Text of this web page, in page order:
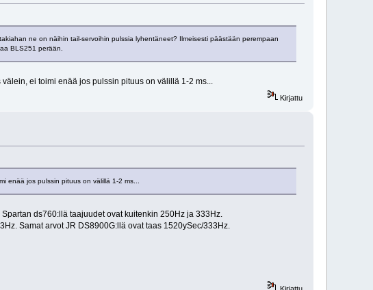
ne on näihin tail-servoihin pulssia lyhentäneet? Ilmeisesti päästään perempaan
BLS251 perään.
ei toimi enää jos pulssin pituus on välillä 1-2 ms...
Kirjattu
enää jos pulssin pituus on välillä 1-2 ms...
ds760:llä taajuudet ovat kuitenkin 250Hz ja 333Hz.
Samat arvot JR DS8900G:llä ovat taas 1520ySec/333Hz.